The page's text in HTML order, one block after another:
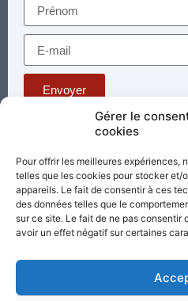
Gérer le
cookies
Pour offrir les meilleures expériences,
telles que les cookies pour stocker et/
appareils. Le fait de consentir à ces
des données telles que le
sur ce site. Le fait de ne pas consentir
avoir un effet négatif sur certaines
Envoyer
E-mail :
standard@sacrecoeur-
Paray TV
Agenda
Partagez